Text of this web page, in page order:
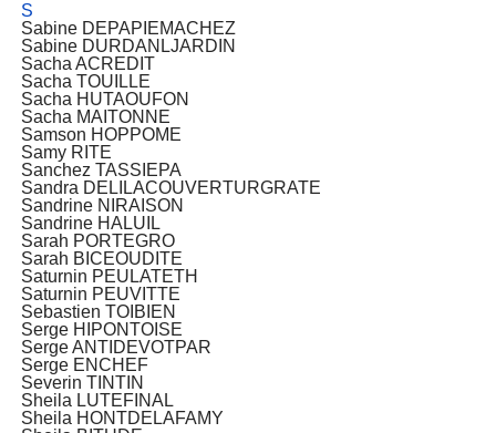
S
Sabine DEPAPIEMACHEZ
Sabine DURDANLJARDIN
Sacha ACREDIT
Sacha TOUILLE
Sacha HUTAOUFON
Sacha MAITONNE
Samson HOPPOME
Samy RITE
Sanchez TASSIEPA
Sandra DELILACOUVERTURGRATE
Sandrine NIRAISON
Sandrine HALUIL
Sarah PORTEGRO
Sarah BICEOUDITE
Saturnin PEULATETH
Saturnin PEUVITTE
Sebastien TOIBIEN
Serge HIPONTOISE
Serge ANTIDEVOTPAR
Serge ENCHEF
Severin TINTIN
Sheila LUTEFINAL
Sheila HONTDELAFAMY